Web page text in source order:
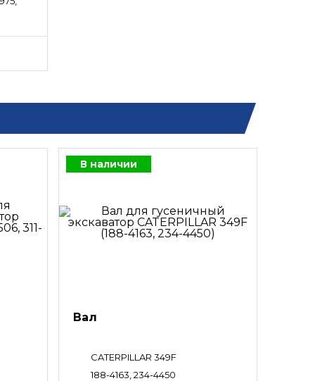
В наличии
Вал
CATERPILLAR 349F
188-4163, 234-4450